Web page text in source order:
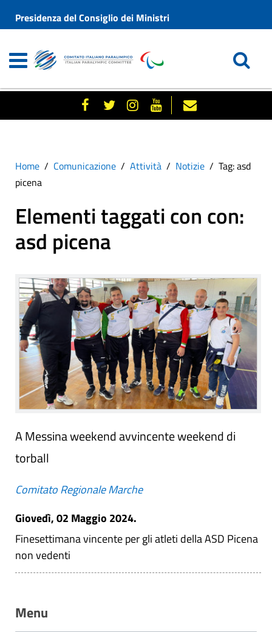
Presidenza del Consiglio dei Ministri
Home Comunicazione Attività Notizie
Tag: asd
picena
Elementi taggati con con:
asd picena
A Messina weekend avvincente weekend di
torball
Comitato Regionale Marche
Giovedì, 02 Maggio 2024.
Finesettimana vincente per gli atleti della ASD Picena
non vedenti
Menu